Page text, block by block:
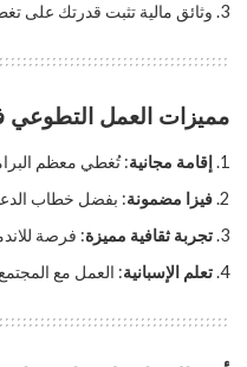
وثائق مالية تثبت قدرتك على
مميزات العمل التطوعي
إقامة مجانية: تُغطي معظم
فيزا مضمونة: بفضل خطاب
تجربة ثقافية مميزة: فرصة
تعلم الإسبانية: العمل مع